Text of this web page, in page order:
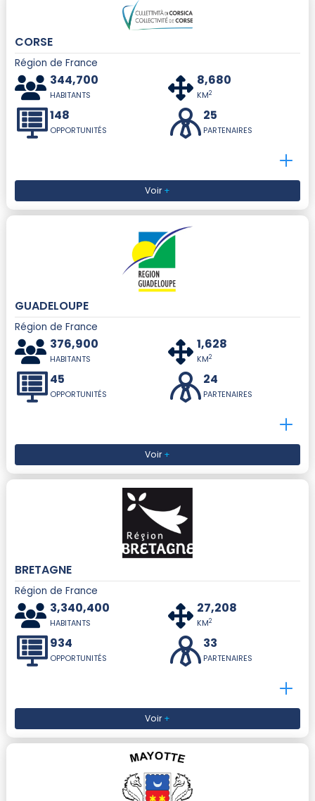
CORSE
Région de France
344,700
HABITANTS
8,680
KM2
148
OPPORTUNITÉS
25
PARTENAIRES
Voir+
GUADELOUPE
Région de France
376,900
HABITANTS
1,628
KM2
45
OPPORTUNITÉS
24
PARTENAIRES
Voir+
BRETAGNE
Région de France
3,340,400
HABITANTS
27,208
KM2
934
OPPORTUNITÉS
33
PARTENAIRES
Voir+